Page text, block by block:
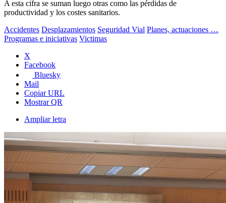
A esta cifra se suman luego otras como las pérdidas de
productividad y los costes sanitarios.
Accidentes Desplazamientos Seguridad Vial Planes, actuaciones …
Programas e iniciativas Victimas
X
Facebook
Bluesky
Mail
Copiar URL
Mostrar QR
Ampliar letra